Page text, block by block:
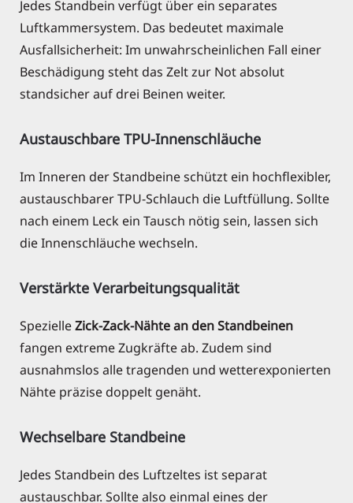
Jedes Standbein verfügt über ein separates
Luftkammersystem. Das bedeutet maximale
Ausfallsicherheit: Im unwahrscheinlichen Fall einer
Beschädigung steht das Zelt zur Not absolut
standsicher auf drei Beinen weiter.
Austauschbare TPU-Innenschläuche
Im Inneren der Standbeine schützt ein hochflexibler,
austauschbarer TPU-Schlauch die Luftfüllung. Sollte
nach einem Leck ein Tausch nötig sein, lassen sich
die Innenschläuche wechseln.
Verstärkte Verarbeitungsqualität
SpezielleZick-Zack-Nähte an den Standbeinen
fangen extreme Zugkräfte ab. Zudem sind
ausnahmslos alle tragenden und wetterexponierten
Nähte präzise doppelt genäht.
Wechselbare Standbeine
Jedes Standbein des Luftzeltes ist separat
austauschbar. Sollte also einmal eines der